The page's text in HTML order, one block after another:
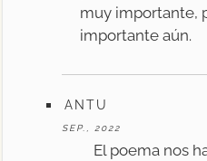
muy importante,
importante aún.
ANTU
SEP., 2022
El poema nos